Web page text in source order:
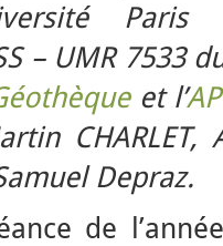
Paris
– UMR 7533
et l’
CHARLET,
Depraz.
de